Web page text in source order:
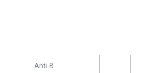
Anti-B